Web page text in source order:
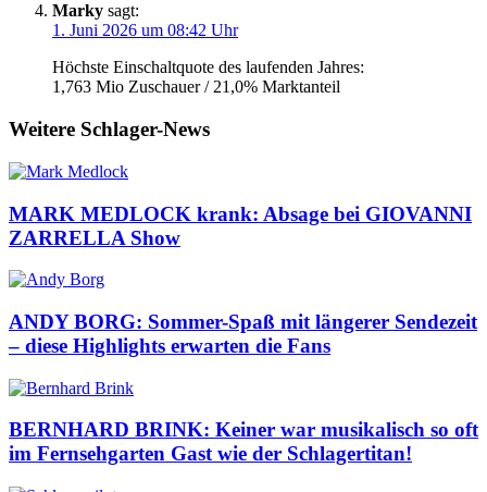
Marky sagt:
1. Juni 2026 um 08:42 Uhr
Höchste Einschaltquote des laufenden Jahres:
1,763 Mio Zuschauer / 21,0% Marktanteil
Weitere Schlager-News
MARK MEDLOCK krank: Absage bei GIOVANNI
ZARRELLA Show
ANDY BORG: Sommer-Spaß mit längerer Sendezeit
– diese Highlights erwarten die Fans
BERNHARD BRINK: Keiner war musikalisch so oft
im Fernsehgarten Gast wie der Schlagertitan!